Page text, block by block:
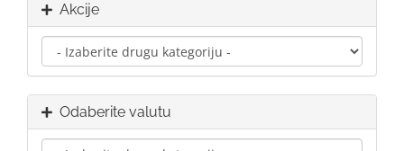
Akcije
Odaberite valutu